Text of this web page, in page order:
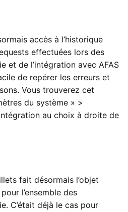
accès à l’historique
effectuées lors des
et de l’intégration avec AFAS
de repérer les erreurs et
Vous trouverez cet
du système » >
au choix à droite de
fait désormais l’objet
l’ensemble des
C’était déjà le cas pour